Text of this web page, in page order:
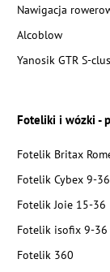
Nawigacja
Alcoblow
Yanosik GTR S-
Foteliki i wózki -
Fotelik Britax
Fotelik Cybex 9-36
Fotelik Joie 15-36
Fotelik isofix 9-36
Fotelik 360